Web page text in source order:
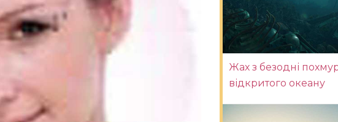
Жах з безодні
відкритого океану